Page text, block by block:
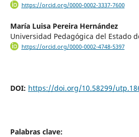
https://orcid.org/0000-0002-3337-7600
María Luisa Pereira Hernández
Universidad Pedagógica del Estado
https://orcid.org/0000-0002-4748-5397
DOI: https://doi.org/10.58299/
Palabras clave: